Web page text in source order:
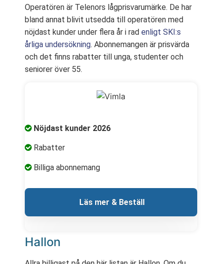
Operatören är Telenors lågprisvarumärke. De har
bland annat blivit utsedda till operatören med
nöjdast kunder under flera år i rad enligt SKI:s
årliga undersökning. Abonnemangen är prisvärda
och det finns rabatter till unga, studenter och
seniorer över 55.
Nöjdast kunder 2026
Rabatter
Billiga abonnemang
Läs mer & Beställ
Hallon